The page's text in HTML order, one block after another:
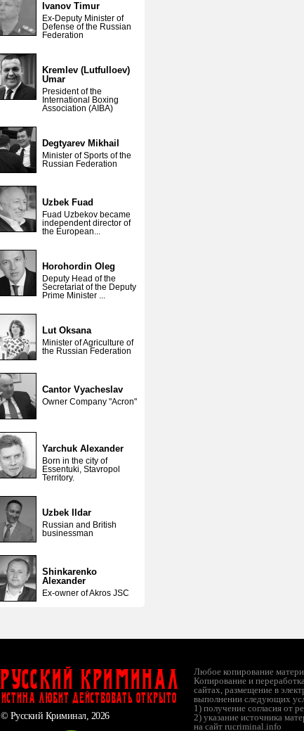
Ivanov Timur
Ex-Deputy Minister of
Defense of the Russian
Federation
Kremlev (Lutfulloev)
Umar
President of the
International Boxing
Association (AIBA)
Degtyarev Mikhail
Minister of Sports of the
Russian Federation
Uzbek Fuad
Fuad Uzbekov became
independent director of
the European...
Horohordin Oleg
Deputy Head of the
Secretariat of the Deputy
Prime Minister ...
Lut Oksana
Minister of Agriculture of
the Russian Federation
Cantor Vyacheslav
Owner Company "Acron"
Yarchuk Alexander
Born in the city of
Essentuki, Stavropol
Territory.
Uzbek Ildar
Russian and British
businessman
Shinkarenko
Alexander
Ex-owner of Akros JSC
Русский Криминал
ИСТИНА ЛЮБИТ ДЕЙСТВОВАТЬ ОТКРЫТО
© Русский Криминал, 2026
Любое копирование
Копирование и
сайтах, размещение в
выполнении следующих
1) получение согласия от
2) указание источника
на сайт rucriminal.info